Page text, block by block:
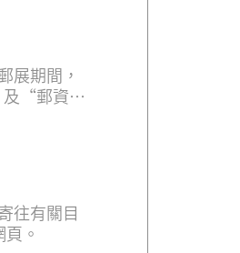
中將物品
元關稅
可能徵收
，包括詳
展期間，
及“郵資標
。